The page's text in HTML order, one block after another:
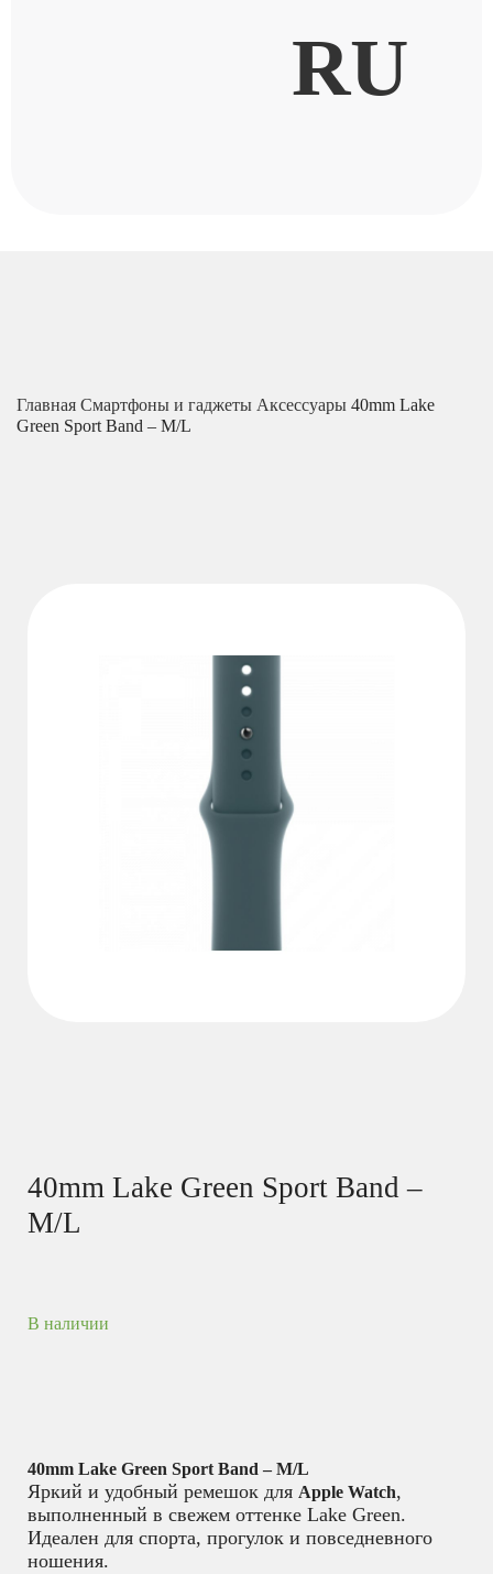
RU
Главная Смартфоны и гаджеты Аксессуары 40mm Lake
Green Sport Band – M/L
40mm Lake Green Sport Band –
M/L
В наличии
40mm Lake Green Sport Band – M/L
Яркий и удобный ремешок для Apple Watch,
выполненный в свежем оттенке Lake Green.
Идеален для спорта, прогулок и повседневного
ношения.